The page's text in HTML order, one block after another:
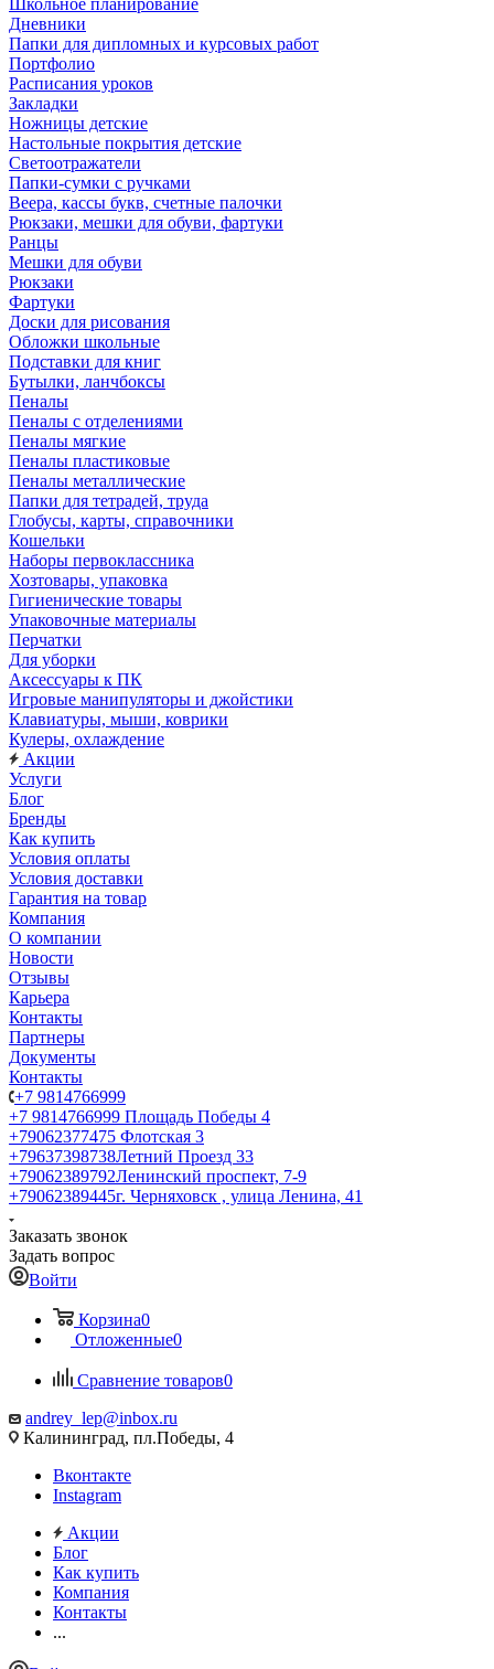
Школьное планирование
Дневники
Папки для дипломных и курсовых работ
Портфолио
Расписания уроков
Закладки
Ножницы детские
Настольные покрытия детские
Светоотражатели
Папки-сумки с ручками
Веера, кассы букв, счетные палочки
Рюкзаки, мешки для обуви, фартуки
Ранцы
Мешки для обуви
Рюкзаки
Фартуки
Доски для рисования
Обложки школьные
Подставки для книг
Бутылки, ланчбоксы
Пеналы
Пеналы с отделениями
Пеналы мягкие
Пеналы пластиковые
Пеналы металлические
Папки для тетрадей, труда
Глобусы, карты, справочники
Кошельки
Наборы первоклассника
Хозтовары, упаковка
Гигиенические товары
Упаковочные материалы
Перчатки
Для уборки
Аксессуары к ПК
Игровые манипуляторы и джойстики
Клавиатуры, мыши, коврики
Кулеры, охлаждение
Акции
Услуги
Блог
Бренды
Как купить
Условия оплаты
Условия доставки
Гарантия на товар
Компания
О компании
Новости
Отзывы
Карьера
Контакты
Партнеры
Документы
Контакты
+7 9814766999
+7 9814766999 Площадь Победы 4
+79062377475 Флотская 3
+79637398738Летний Проезд 33
+79062389792Ленинский проспект, 7-9
+79062389445г. Черняховск , улица Ленина, 41
Заказать звонок
Задать вопрос
Войти
Корзина0
Отложенные0
Сравнение товаров0
andrey_lep@inbox.ru
Калининград, пл.Победы, 4
Вконтакте
Instagram
Акции
Блог
Как купить
Компания
Контакты
...